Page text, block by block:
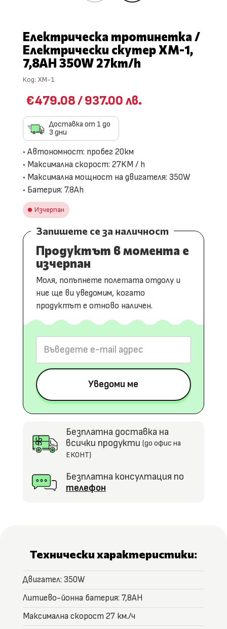
Електрическа тротинетка /
Електрически скутер XM-1,
7,8AH 350W 27km/h
Код: XM-1
€479.08/937.00 лв.
Доставка от 1 до
3 дни
• Автономност: пробег 20км
• Максимална скорост: 27KM / h
• Максимална мощност на двигателя: 350W
• Батерия: 7.8Ah
Изчерпан
Запишете се за наличност
Продуктът в момента е
изчерпан
Моля, попъпнете полетата отдолу и
ние ще ви уведомим, когато
продуктът е отново наличен.
Безплатна доставка на
всички продукти (до офис на
ЕКОНТ)
Безплатна консултация по
телефон
Технически характеристики:
Двигател: 350W
Литиево-йонна батерия: 7,8ΑΗ
Максимална скорост 27 км./ч